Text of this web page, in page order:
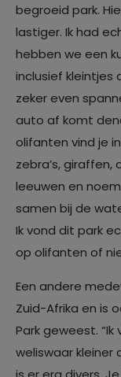
begroeid park.
lastiger. Ik had
hebben we een
inclusief kleintjes
zeker even
auto af komt
olifanten vind je
zebra’s, giraffen,
leeuwen en
samen bij de
Ik vond dit park
op olifanten of
Een andere
Zuid-Afrika en is
Park geweest.
weliswaar kleiner